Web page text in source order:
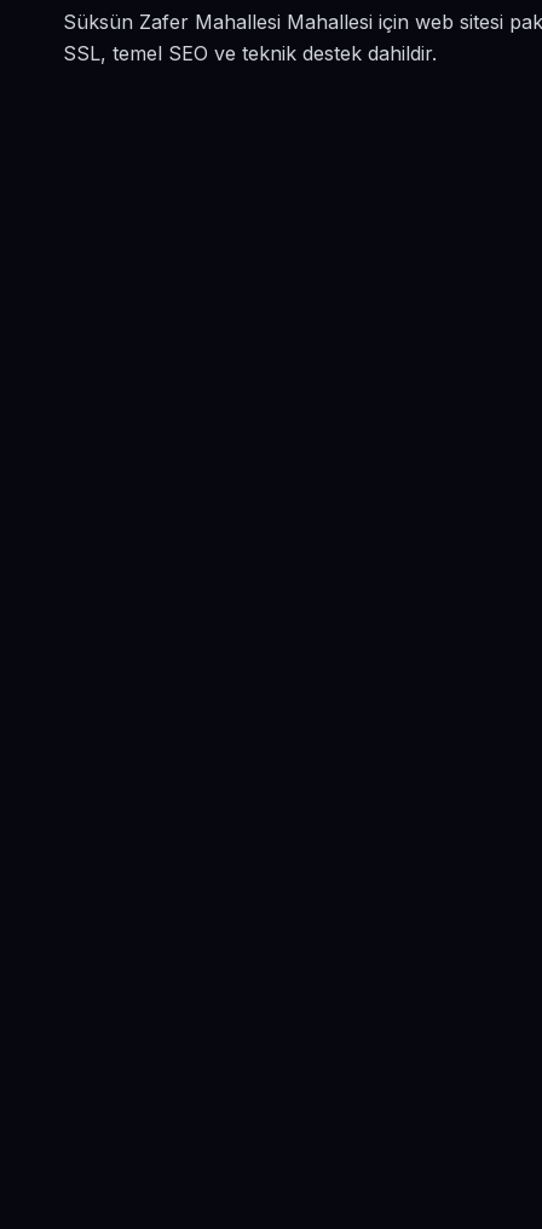
Süksün Zafer Mahallesi Mahallesi için web sitesi
SSL, temel SEO ve teknik destek dahildir.